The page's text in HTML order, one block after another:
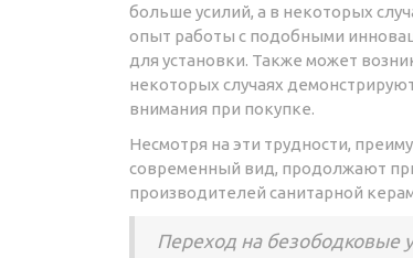
больше усилий, а в некоторых
опыт работы с подобными
для установки. Также может
некоторых случаях
внимания при покупке.
Несмотря на эти трудности,
современный вид, продолжают
производителей санитарной
Переход на безободковые